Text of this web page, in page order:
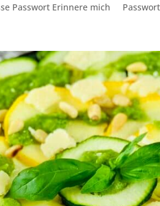
Passwort Erinnere mich